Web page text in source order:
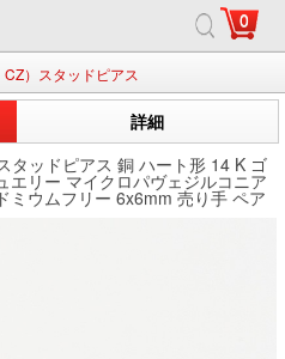
0
）スタッドピアス
詳細
タッドピアス 銅 ハート形 14 K ゴ
エリー マイクロパヴェジルコニア
ミウムフリー 6x6mm 売り手 ペア